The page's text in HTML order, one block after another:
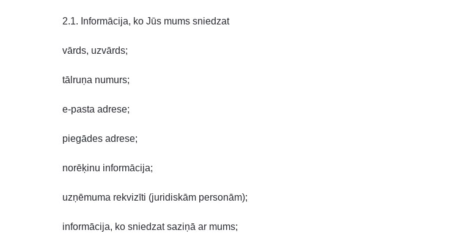
2.1. Informācija, ko Jūs mums sniedzat
vārds, uzvārds;
tālruņa numurs;
e-pasta adrese;
piegādes adrese;
norēķinu informācija;
uzņēmuma rekvizīti (juridiskām personām);
informācija, ko sniedzat saziņā ar mums;